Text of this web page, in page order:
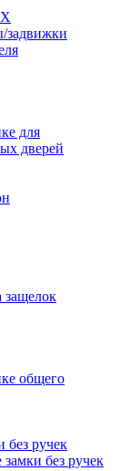
задвижки
для
дверей
защелок
общего
без ручек
без ручек